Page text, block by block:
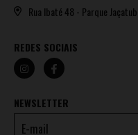
Rua Ibaté 48 - Parque
REDES SOCIAIS
NEWSLETTER